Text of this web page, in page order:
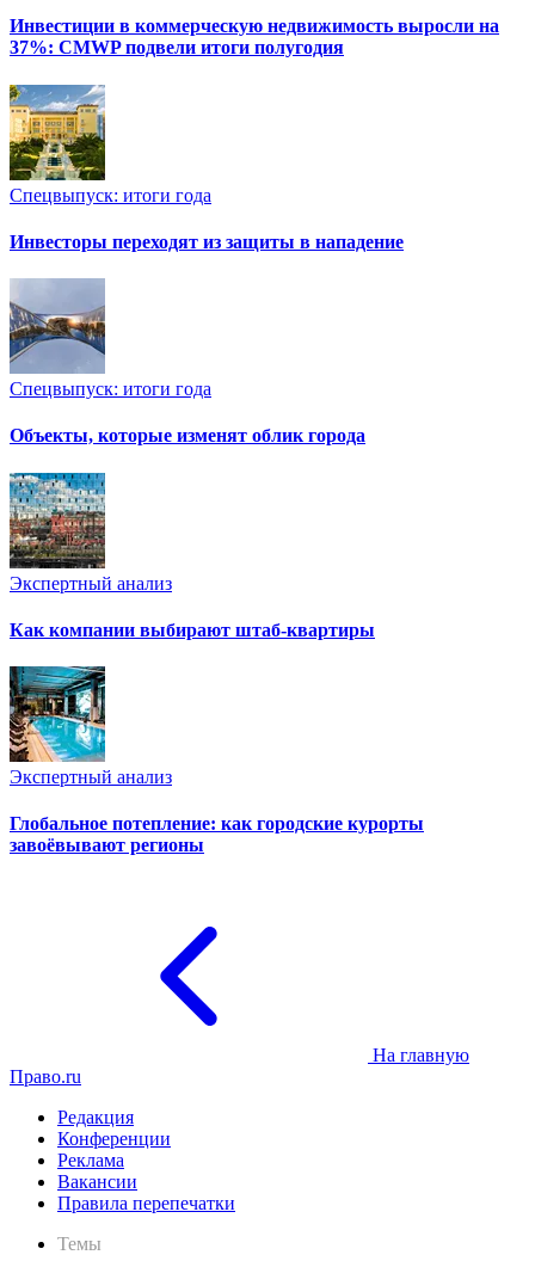
Инвестиции в коммерческую недвижимость выросли на
37%: CMWP подвели итоги полугодия
Спецвыпуск: итоги года
Инвесторы переходят из защиты в нападение
Спецвыпуск: итоги года
Объекты, которые изменят облик города
Экспертный анализ
Как компании выбирают штаб-квартиры
Экспертный анализ
Глобальное потепление: как городские курорты
завоёвывают регионы
На главную
Право.ru
Редакция
Конференции
Реклама
Вакансии
Правила перепечатки
Темы